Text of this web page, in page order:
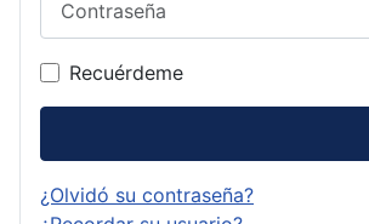
Recuérdeme
¿Olvidó su contraseña?